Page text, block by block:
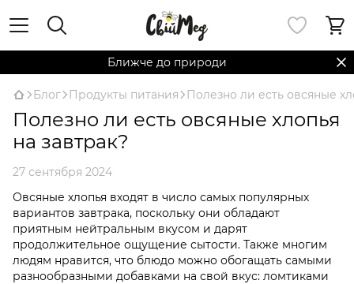
Ближче до природи
Блог Продукты питания Полезно ли есть овсяные
Полезно ли есть овсяные хлопья
на завтрак?
27 сентября 2024
Овсяные хлопья входят в число самых популярных
вариантов завтрака, поскольку они обладают
приятным нейтральным вкусом и дарят
продолжительное ощущение сытости. Также многим
людям нравится, что блюдо можно обогащать самыми
разнообразными добавками на свой вкус: ломтиками